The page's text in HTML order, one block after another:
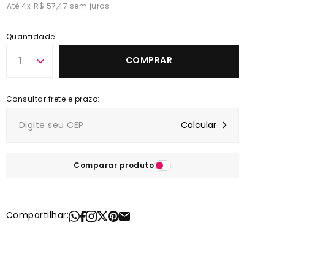
4x R$ 57,47
Quantidade:
1 COMPRAR
Comparar produto
Compartilhar: